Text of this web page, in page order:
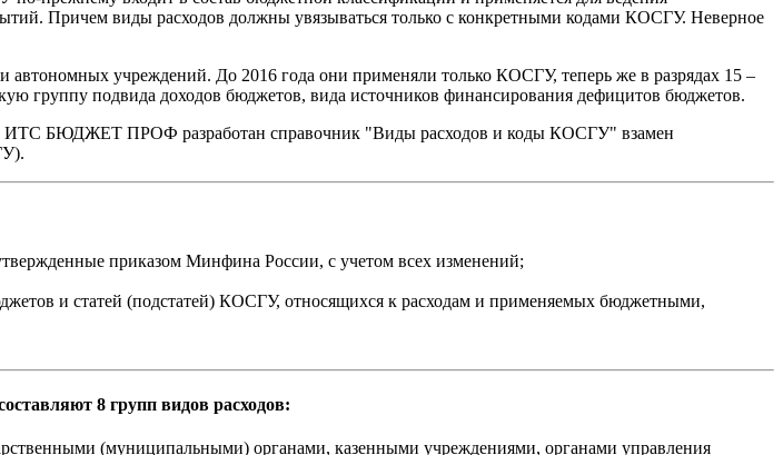
Причем виды расходов должны увязываться только с конкретными кодами КОСГУ. Неверное
учреждений. До 2016 года они применяли только КОСГУ, теперь же в разрядах 15 –
группу подвида доходов бюджетов, вида источников финансирования дефицитов бюджетов.
ИТС БЮДЖЕТ ПРОФ разработан справочник "Виды расходов и коды КОСГУ" взамен
приказом Минфина России, с учетом всех изменений;
и статей (подстатей) КОСГУ, относящихся к расходам и применяемых бюджетными,
8 групп видов расходов:
(муниципальными) органами, казенными учреждениями, органами управления